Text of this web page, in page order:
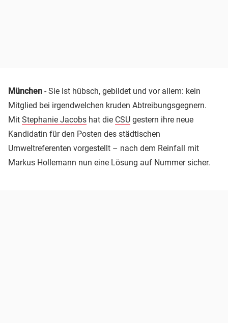
München - Sie ist hübsch, gebildet und vor allem: kein
Mitglied bei irgendwelchen kruden Abtreibungsgegnern.
Mit Stephanie Jacobs hat die CSU gestern ihre neue
Kandidatin für den Posten des städtischen
Umweltreferenten vorgestellt – nach dem Reinfall mit
Markus Hollemann nun eine Lösung auf Nummer sicher.